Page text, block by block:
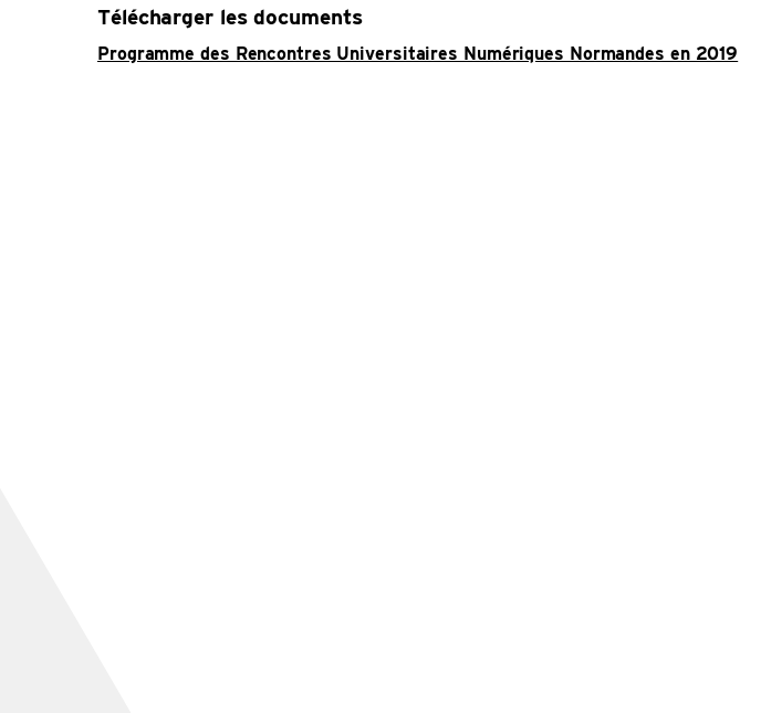
Télécharger les documents
Programme des Rencontres Universitaires Numériques Normandes en 2019